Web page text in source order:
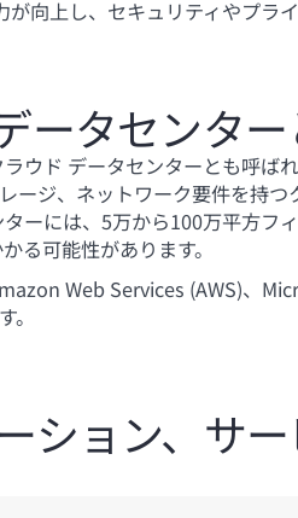
向上し、セキュリティやプラ
ータセンタ
ウド データセンターとも呼
ージ、ネットワーク要件を持
ーには、5万から100万平方
る可能性があります。
Web Services (AWS)、
ション、サ